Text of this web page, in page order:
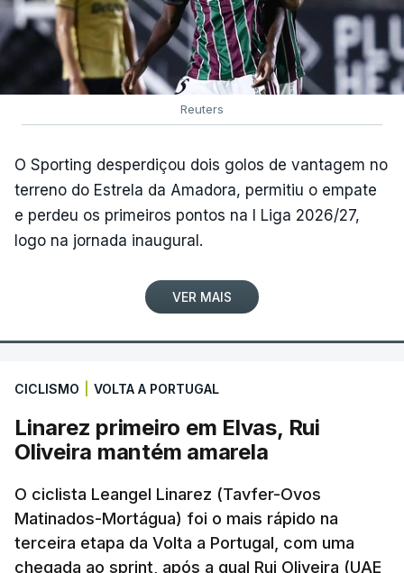
Reuters
O Sporting desperdiçou dois golos de vantagem no
terreno do Estrela da Amadora, permitiu o empate
e perdeu os primeiros pontos na I Liga 2026/27,
logo na jornada inaugural.
VER MAIS
CICLISMO VOLTA A PORTUGAL
Linarez primeiro em Elvas, Rui
Oliveira mantém amarela
O ciclista Leangel Linarez (Tavfer-Ovos
Matinados-Mortágua) foi o mais rápido na
terceira etapa da Volta a Portugal, com uma
chegada ao sprint, após a qual Rui Oliveira (UAE